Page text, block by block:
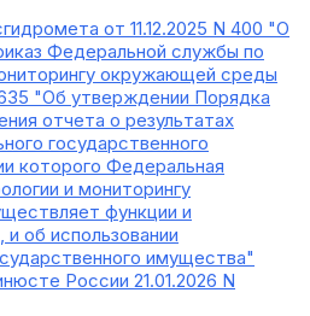
от 11.12.2025 N 400 "О
Федеральной службы по
окружающей среды
"Об утверждении Порядка
отчета о результатах
государственного
которого Федеральная
и мониторингу
функции и
об использовании
имущества"
России 21.01.2026 N